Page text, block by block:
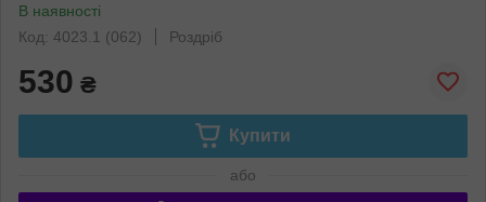
В наявності
Код: 4023.1 (062)
Роздріб
530 ₴
Купити
або